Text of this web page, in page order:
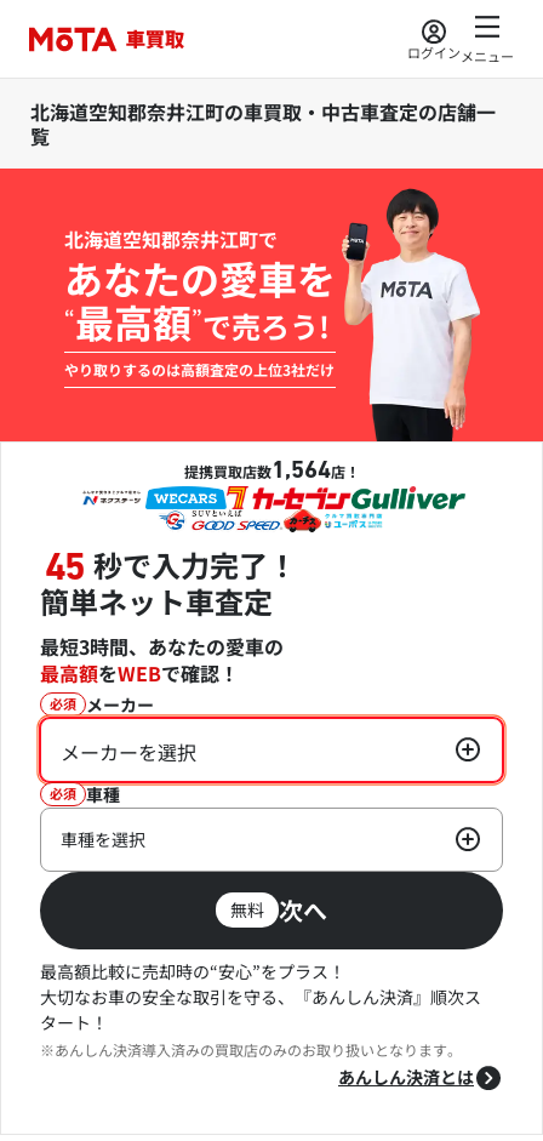
ログインメニュー
北海道空知郡奈井江町の車買取・中古車査定の店舗一
覧
北海道空知郡奈井江町で
あなたの愛車を
“最高額”で売ろう!
やり取りするのは高額査定の上位3社だけ
提携買取店数1,564店！
45 秒で入力完了！
簡単ネット車査定
最短3時間、あなたの愛車の
最高額をWEBで確認！
必須 メーカー
メーカーを選択
必須 車種
車種を選択
無料 次へ
最高額比較に売却時の“安心”をプラス！
大切なお車の安全な取引を守る、『あんしん決済』順次ス
タート！
※あんしん決済導入済みの買取店のみのお取り扱いとなります。
あんしん決済とは